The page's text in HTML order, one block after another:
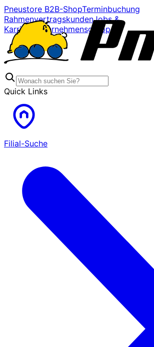
Pneustore B2B-ShopTerminbuchung
RahmenvertragskundenJobs &
Karriere
Unternehmensgruppe
Quick Links
Filial-Suche